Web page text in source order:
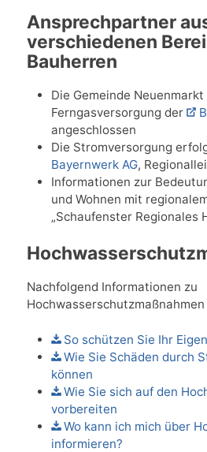
Ansprechpartner
verschiedenen
Bauherren
Die Gemeinde
Ferngasversorgung der
angeschlossen
Die Stromversorgung
Bayernwerk AG,
Informationen zur
und Wohnen mit
„Schaufenster Regionales
Nachfolgend Informationen zu
So schützen Sie Ihr
Wie Sie Schäden durch
können
Wie Sie sich auf den
vorbereiten
Wo kann ich mich über
informieren?